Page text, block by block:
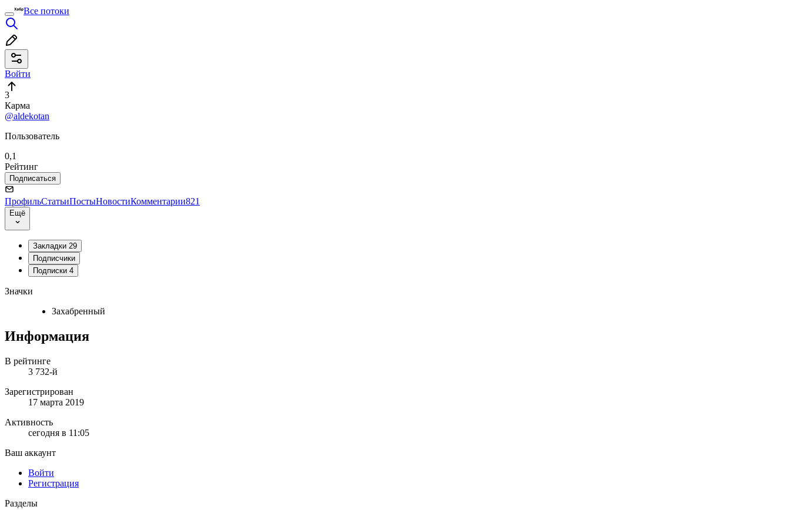
Все потоки
Войти
3
Карма
@aldekotan
Пользователь
0,1
Рейтинг
Подписаться
ПрофильСтатьиПостыНовостиКомментарии821
Ещё
Закладки 29
Подписчики
Подписки 4
Значки
Захабренный
Информация
В рейтинге
3 732-й
Зарегистрирован
17 марта 2019
Активность
сегодня в 11:05
Ваш аккаунт
Войти
Регистрация
Разделы